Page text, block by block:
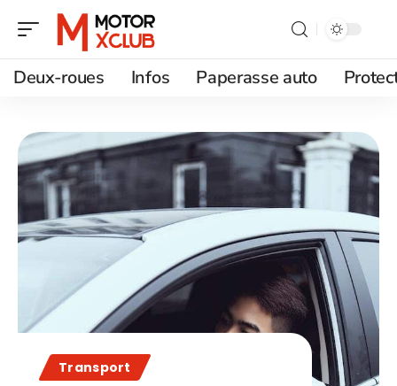
Deux-roues Infos Paperasse auto
Transport